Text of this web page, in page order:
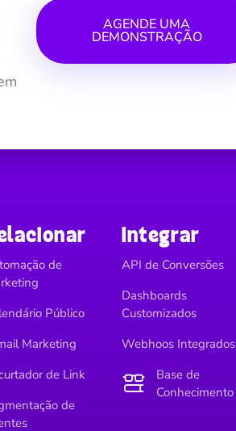
AGENDE UMA
DEMONSTRAÇÃO
de
Público
Marketing
de Link
de
Integrar
API de Conversões
Dashboards
Customizados
Webhoos Integrados
Base de
Conhecimento